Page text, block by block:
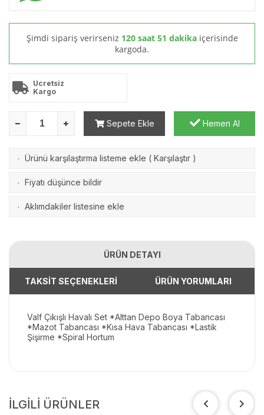
Şimdi sipariş verirseniz 120 saat 51 dakika içerisinde
kargoda.
Ücretsiz
Kargo
Sepete Ekle Hemen Al
· Ürünü karşılaştırma listeme ekle ( Karşılaştır )
· Fiyatı düşünce bildir
· Aklımdakiler listesine ekle
ÜRÜN DETAYI
TAKSİT SEÇENEKLERİ ÜRÜN YORUMLARI
Valf Çıkışlı Havalı Set *Alttan Depo Boya Tabancası
*Mazot Tabancası *Kısa Hava Tabancası *Lastik
Şişirme *Spiral Hortum
İLGİLİ ÜRÜNLER